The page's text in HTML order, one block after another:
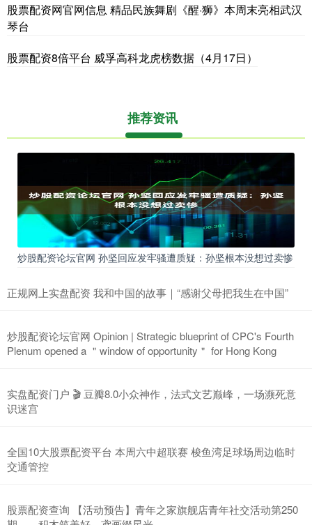
股票配资网官网信息 精品民族舞剧《醒·狮》本周末亮相武汉
琴台
股票配资8倍平台 威孚高科龙虎榜数据（4月17日）
推荐资讯
炒股配资论坛官网 孙坚回应发牢骚遭质疑：孙坚根本没想过卖惨
正规网上实盘配资 我和中国的故事｜“感谢父母把我生在中国”
炒股配资论坛官网 Opinion | Strategic blueprint of CPC's Fourth
Plenum opened a ＂window of opportunity＂ for Hong Kong
实盘配资门户 🎬 豆瓣8.0小众神作，法式文艺巅峰，一场濒死意
识迷宫
全国10大股票配资平台 本周六中超联赛 梭鱼湾足球场周边临时
交通管控
股票配资查询 【活动预告】青年之家旗舰店青年社交活动第250